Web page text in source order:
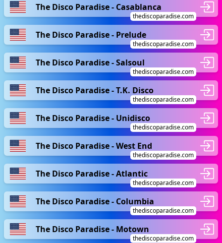
The Disco Paradise - Casablanca
thediscoparadise.com
The Disco Paradise - Prelude
thediscoparadise.com
The Disco Paradise - Salsoul
thediscoparadise.com
The Disco Paradise - T.K. Disco
thediscoparadise.com
The Disco Paradise - Unidisco
thediscoparadise.com
The Disco Paradise - West End
thediscoparadise.com
The Disco Paradise - Atlantic
thediscoparadise.com
The Disco Paradise - Columbia
thediscoparadise.com
The Disco Paradise - Motown
thediscoparadise.com